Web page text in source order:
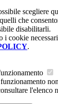
scegliere
che
disabilitarli.
i cookie
.
l'elenco